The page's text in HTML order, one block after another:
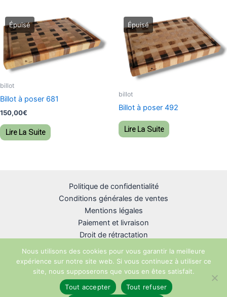
billot
Billot à poser 681
150,00€
Lire La Suite
billot
Billot à poser 492
Lire La Suite
Politique de confidentialité
Conditions générales de ventes
Mentions légales
Paiement et livraison
Droit de rétractation
Copyright © 2026 R-unik Création
Nous utilisons des cookies pour vous garantir la meilleure
expérience sur notre site web. Si vous continuez à utiliser ce
site, nous supposerons que vous en êtes satisfait.
Tout accepter
Tout refuser